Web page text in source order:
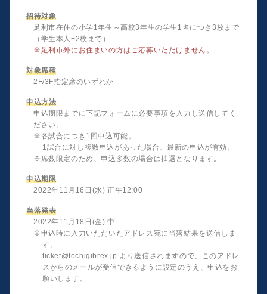
招待対象
足利市在住の小学1年生～高校3年生の学生1名につき3枚まで
（学生本人+2枚まで）
※足利市外にお住まいの方はご応募いただけません。
対象席種
2F/3F指定席のいずれか
申込方法
申込期限までに下記フォームに必要事項を入力し送信してく
ださい。
※各試合につき1回申込可能。
1試合に対し複数申込があった場合、最新の申込が有効。
※席数限定のため、申込多数の場合は抽選となります。
申込期限
2022年11月16日(水) 正午12:00
当落発表
2022年11月18日(金) 中
※申込時に入力いただいたアドレス宛に当落結果を送信しま
す。
ticket@tochigibrex.jp より送信されますので、このアドレ
スからのメールが受信できるように設定のうえ、申込をお
願いします。